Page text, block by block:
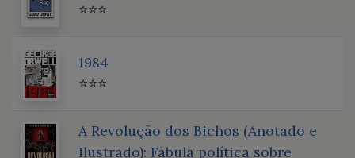
⭐⭐⭐
1984
⭐⭐⭐
A Revolução dos Bichos (Anotado e
Ilustrado): Fábula política sobre